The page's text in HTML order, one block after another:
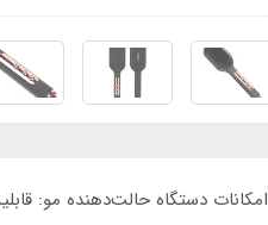
امکانات دستگاه حالت‌دهنده مو: قابلیت تنظیم دما/حداکثر دما: ۲۳۰ درجه سانتی گراد/